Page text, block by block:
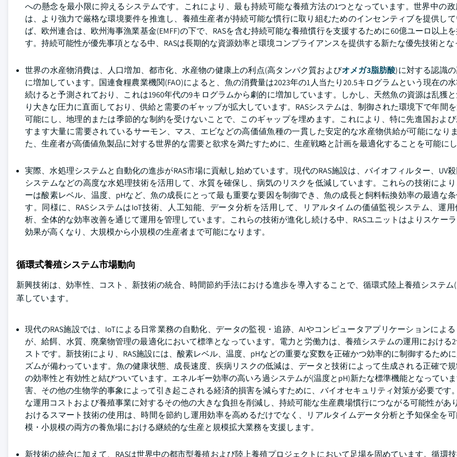
への懸念を最小限に抑えるシステムです。これにより、最も持続可能な養殖方法の1つとなっています。世界中の
は、より強力で厳格な環境要件を推進し、養殖生産者が持続可能な慣行に取り組むためのインセンティブを提供し
ば、欧州連合は、欧州海事漁業基金(EMFF)の下で、RASを含む持続可能な養殖慣行を支援するために60億ユーロ以上
す。持続可能性が優先事項となる中、RASは長期的な資源効率と環境コンプライアンスを提供する新たな優先技術と
世界の水産物消費は、人口増加、都市化、水産物の健康上の利点(高タンパク質およびオメガ3脂肪酸)に対する認識
に増加しています。国連食糧農業機関(FAO)によると、魚の消費量は2023年の1人当たり20.5キログラムという現在の
続けると予測されており、これは1960年代の9キログラムから劇的に増加しています。しかし、天然魚の資源は乱獲
り大きな圧力に直面しており、供給と需要のギャップが拡大しています。RASシステムは、制御された環境下で年間
可能にし、地理的または季節的な制約を受けないことで、このギャップを埋めます。これにより、特に先進国およ
すます大量に需要されているサーモン、マス、エビなどの高価値魚種の一貫した安定的な水産物供給が可能になり
た、生産者が高価値魚製品に対する世界的な需要と欲求を満たすために、生産戦略と計画を最適化することを可能に
実際、水処理システムと自動化の進歩がRAS市場に貢献し始めています。現代のRAS施設は、バイオフィルター、UV
システムなどの高度な水処理技術を活用して、水質を確保し、病気のリスクを低減しています。これらの技術によ
ーは酸素レベル、温度、pHなど、魚の成長にとって最も重要な要因を制御でき、魚の成長と飼料転換効率の最適な
す。同様に、RASシステムはIoT技術、人工知能、データ分析を活用して、リアルタイムの価値監視システム、運
析、全体的な効率改善を通じて運用を管理しています。これらの技術が進化し続ける中、RASユニットはよりスケー
効果が高くなり、大規模から小規模の生産者まで可能になります。
循環式養殖システム市場動向
新興技術は、効率性、コスト、新技術の統合、時間節約手法における進歩を導入することで、循環式陸上養殖システム
革しています。
現代のRAS施設では、IoTによる日常業務の自動化、データの監視・追跡、AIやコンピュータアプリケーションによ
が、給餌、水質、廃棄物管理の最適化において標準となっています。電力と労働力は、養殖システムの運用における
ストです。新技術により、RAS施設には、酸素レベル、温度、pHなどの重要な変数を正確かつ効率的に制御するため
ズムが備わっています。魚の健康状態、成長速度、疾病リスクの低減は、データと技術によって生成される正確で
の効率性と有効性と結びついています。エネルギー効率の高いろ過システムが(温度とpH)新たな標準機能となってい
害、その他の生物学的事象によって引き起こされる経済的損害を減らすために、バイオセキュリティ対策が必要です
な運用コストおよび養殖事業に対するその他の大きな負担を削減し、持続可能な生産農場慣行につながる可能性があ
おけるスマート技術の使用は、時間を節約し運用効率を高めるだけでなく、リアルタイムデータ分析と予知保全を
模・小規模の両方の養魚場における継続的な生産と規模拡大業務を支援します。
新技術の統合に加えて、RASは世界中の都市型養殖および陸上養殖プロジェクトにおいて足場を固めています。循環